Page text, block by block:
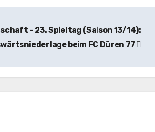
– 23. Spieltag (Saison 13/14):
beim FC Düren 77